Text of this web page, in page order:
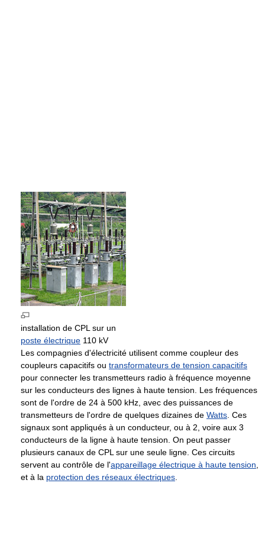
installation de CPL sur un
poste électrique 110 kV
Les compagnies d'électricité utilisent comme coupleur des
coupleurs capacitifs ou transformateurs de tension capacitifs
pour connecter les transmetteurs radio à fréquence moyenne
sur les conducteurs des lignes à haute tension. Les fréquences
sont de l'ordre de 24 à 500 kHz, avec des puissances de
transmetteurs de l'ordre de quelques dizaines de Watts . Ces
signaux sont appliqués à un conducteur, ou à 2, voire aux 3
conducteurs de la ligne à haute tension. On peut passer
plusieurs canaux de CPL sur une seule ligne. Ces circuits
servent au contrôle de l'appareillage électrique à haute tension
et à la protection des réseaux électriques